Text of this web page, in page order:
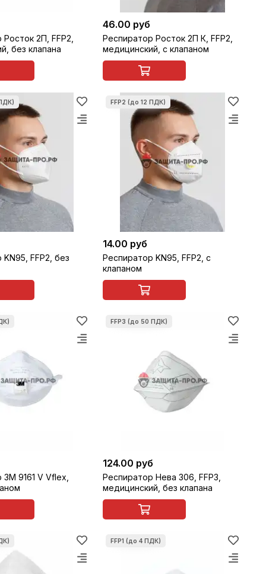
2П, FFP2,
без клапана
46.00 руб
Респиратор Росток 2П К, FFP2,
медицинский, с клапаном
FFP2, без
14.00 руб
Респиратор KN95, FFP2, с
клапаном
9161 V Vflex,
124.00 руб
Респиратор Нева 306, FFP3,
медицинский, без клапана